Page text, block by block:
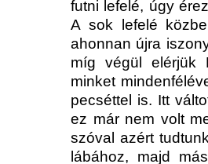
futni lefelé, úgy
A sok lefelé
ahonnan újra
míg végül elérjük
minket
pecséttel is. Itt
ez már nem volt
szóval azért
lábához, majd